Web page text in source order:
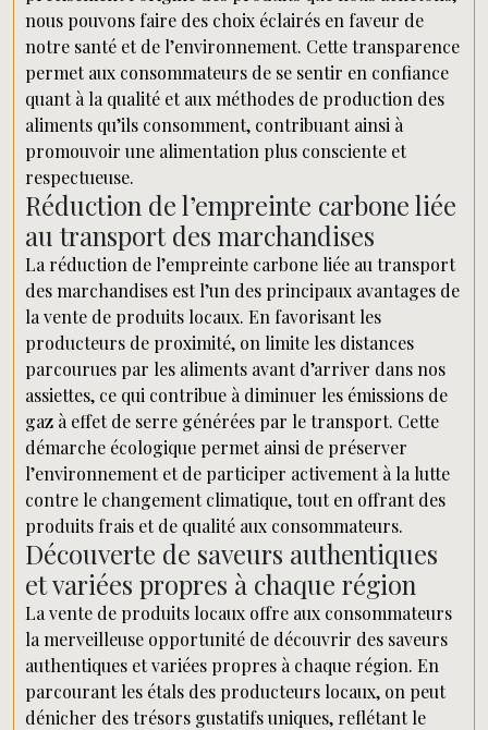
nous pouvons faire des choix éclairés en faveur de
notre santé et de l’environnement. Cette transparence
permet aux consommateurs de se sentir en confiance
quant à la qualité et aux méthodes de production des
aliments qu’ils consomment, contribuant ainsi à
promouvoir une alimentation plus consciente et
respectueuse.
Réduction de l’empreinte carbone liée
au transport des marchandises
La réduction de l’empreinte carbone liée au transport
des marchandises est l’un des principaux avantages de
la vente de produits locaux. En favorisant les
producteurs de proximité, on limite les distances
parcourues par les aliments avant d’arriver dans nos
assiettes, ce qui contribue à diminuer les émissions de
gaz à effet de serre générées par le transport. Cette
démarche écologique permet ainsi de préserver
l’environnement et de participer activement à la lutte
contre le changement climatique, tout en offrant des
produits frais et de qualité aux consommateurs.
Découverte de saveurs authentiques
et variées propres à chaque région
La vente de produits locaux offre aux consommateurs
la merveilleuse opportunité de découvrir des saveurs
authentiques et variées propres à chaque région. En
parcourant les étals des producteurs locaux, on peut
dénicher des trésors gustatifs uniques, reflétant le